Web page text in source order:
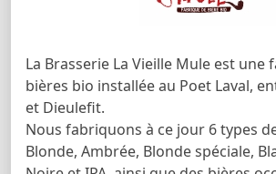
La Brasserie La Vieille Mule est une
bières bio installée au Poet Laval,
et Dieulefit.
Nous fabriquons à ce jour 6 types
Blonde, Ambrée, Blonde spéciale,